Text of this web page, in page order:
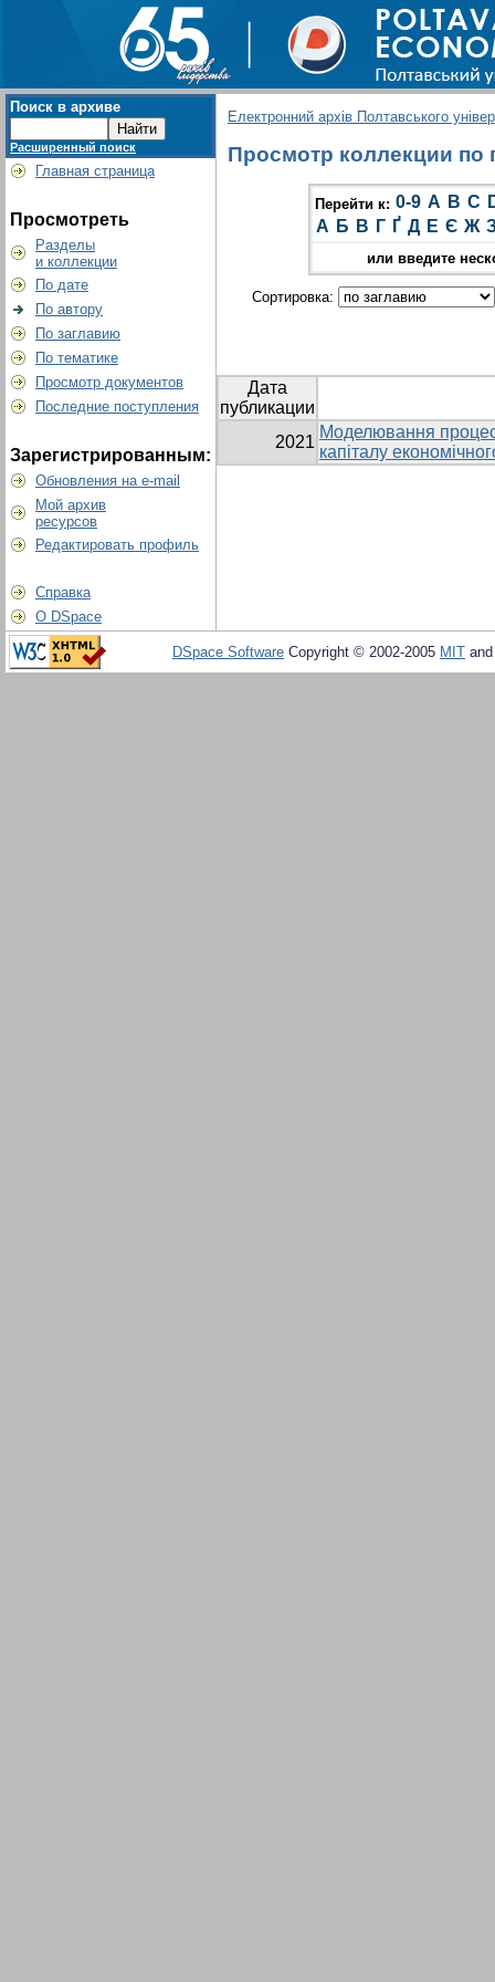
Поиск в архиве
Расширенный поиск
Главная страница
Просмотреть
Разделы
и коллекции
По дате
По автору
По заглавию
По тематике
Просмотр документов
Последние поступления
Зарегистрированным:
Обновления на e-mail
Мой архив
ресурсов
Редактировать профиль
Справка
О DSpace
Електронний архів Полтавського
Просмотр коллекции по
Перейти к: 0-9 A B C
А Б В Г Ґ Д Е Є Ж
или введите
Сортировка:
Дата
публикации
2021
Моделювання
капіталу
DSpace Software Copyright © 2002-2005 MIT